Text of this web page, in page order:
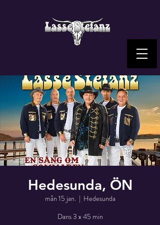
Hedesunda, ÖN
mån 15 jan.
  |
Hedesunda